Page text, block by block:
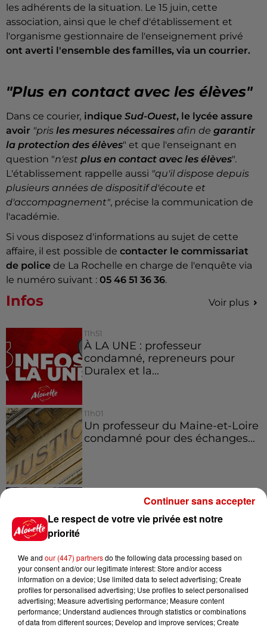
les adhérents de la situation. Le 15 juin, cette
association, ainsi que le chef d'établissement et
l'organisme gestionnaire de l'enseignement privé
ont averti l'ensemble des familles, via un courrier.
"Plus en contact avec les élèves"
Dans ce courier, indique Sud-Ouest, le lycée assure
avoir "pris les mesures nécessaires afin de garantir
la protection des élèves" et que l'enseignant en
question "n'est plus en contact avec les élèves".
L'établissement rappelle aussi "qu'il dispose depuis
plusieurs années de dispositif d'écoute et
d'accompagnement", précise la communication de
l'académie.
Si vous disposez d'informations au sujet de cette
affaire, il est possible de contacter le commissariat
de police de La Rochelle en charge de l'enquête via
le numéro suivant : 05 46 51 36 36.
Infos Voir plus
11h51
À LA UNE : professeur
condamné, repreneurs pour
Duralex et la...
11h01
Un professeur du Maine-et-Loire
condamné pour des échanges...
Duralex : trois repreneurs
potentiels
7h03
Deux-Sèvres : le Citroën C15 a le
droit à son festival
Le respect de votre vie privée est notre
priorité
We and our (447) partnersdo the following data processing based on
your consent and/or our legitimate interest: Store and/or access
information on a device; Use limited data to select advertising; Create
profiles for personalised advertising; Use profiles to select personalised
advertising; Measure advertising performance; Measure content
performance; Understand audiences through statistics or combinations
of data from different sources; Develop and improve services; Create
Continuer sans accepter